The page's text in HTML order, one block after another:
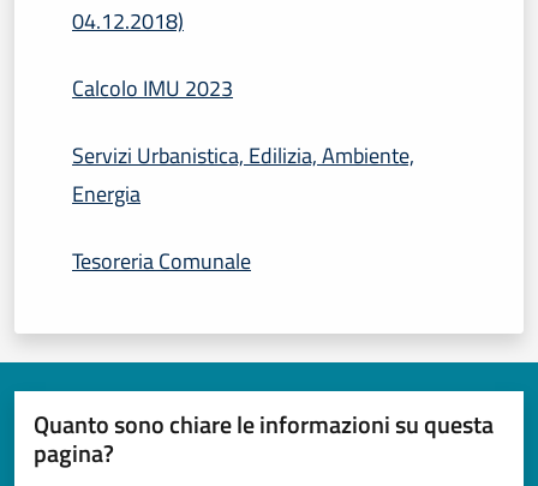
04.12.2018)
Calcolo IMU 2023
Servizi Urbanistica, Edilizia, Ambiente,
Energia
Tesoreria Comunale
Quanto sono chiare le informazioni su questa
pagina?